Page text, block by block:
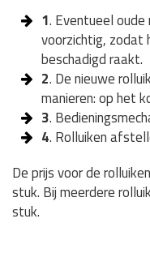
1. Eventueel
voorzichtig, zodat
beschadigd raakt.
2. De nieuwe
manieren: op het
3.
4. Rolluiken
De prijs voor de
stuk. Bij meerdere
stuk.